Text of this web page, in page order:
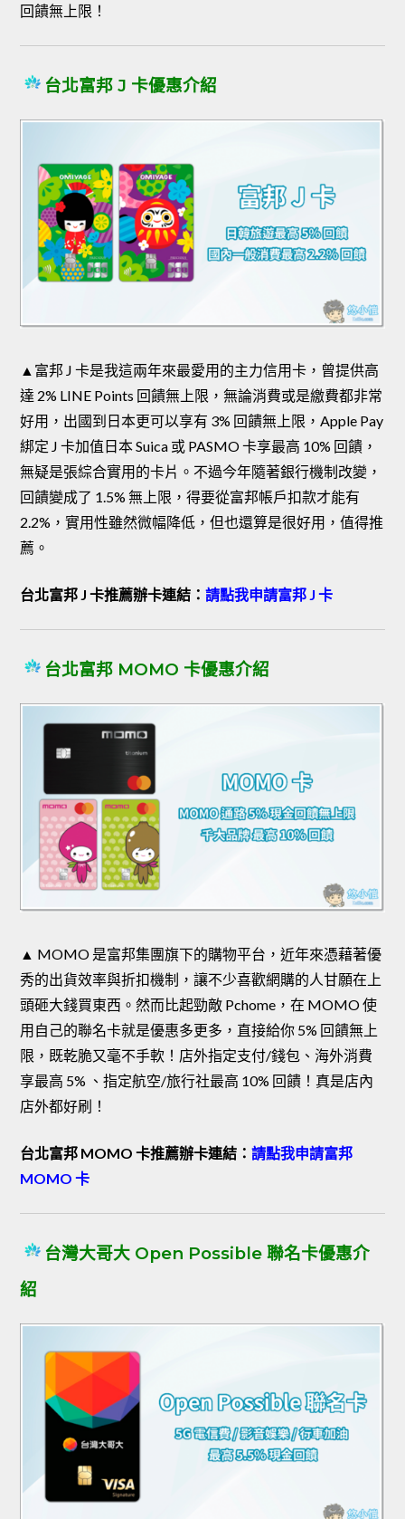
回饋無上限！
台北富邦 J 卡優惠介紹
▲富邦 J 卡是我這兩年來最愛用的主力信用卡，曾提供高
達 2% LINE Points 回饋無上限，無論消費或是繳費都非常
好用，出國到日本更可以享有 3% 回饋無上限，Apple Pay
綁定 J 卡加值日本 Suica 或 PASMO 卡享最高 10% 回饋，
無疑是張綜合實用的卡片。不過今年隨著銀行機制改變，
回饋變成了 1.5% 無上限，得要從富邦帳戶扣款才能有
2.2%，實用性雖然微幅降低，但也還算是很好用，值得推
薦。
台北富邦 J 卡推薦辦卡連結： 請點我申請富邦 J 卡
台北富邦 MOMO 卡優惠介紹
▲ MOMO 是富邦集團旗下的購物平台，近年來憑藉著優
秀的出貨效率與折扣機制，讓不少喜歡網購的人甘願在上
頭砸大錢買東西。然而比起勁敵 Pchome，在 MOMO 使
用自己的聯名卡就是優惠多更多，直接給你 5% 回饋無上
限，既乾脆又毫不手軟！店外指定支付/錢包、海外消費
享最高 5% 、指定航空/旅行社最高 10% 回饋！真是店內
店外都好刷！
台北富邦 MOMO 卡推薦辦卡連結： 請點我申請富邦
MOMO 卡
台灣大哥大 Open Possible 聯名卡優惠介
紹